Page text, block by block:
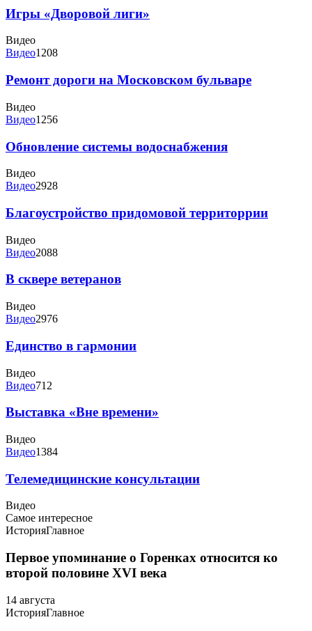
Игры «Дворовой лиги»
Видео
Видео1208
Ремонт дороги на Московском бульваре
Видео
Видео1256
Обновление системы водоснабжения
Видео
Видео2928
Благоустройство придомовой территоррии
Видео
Видео2088
В сквере ветеранов
Видео
Видео2976
Единство в гармонии
Видео
Видео712
Выставка «Вне времени»
Видео
Видео1384
Телемедицинские консультации
Видео
Самое интересное
ИсторияГлавное
Первое упоминание о Горенках относится ко
второй половине XVI века
14 августа
ИсторияГлавное